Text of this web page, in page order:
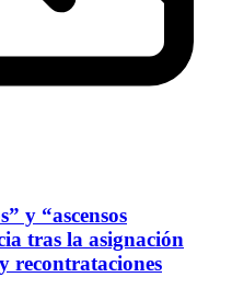
y “ascensos
tras la asignación
recontrataciones